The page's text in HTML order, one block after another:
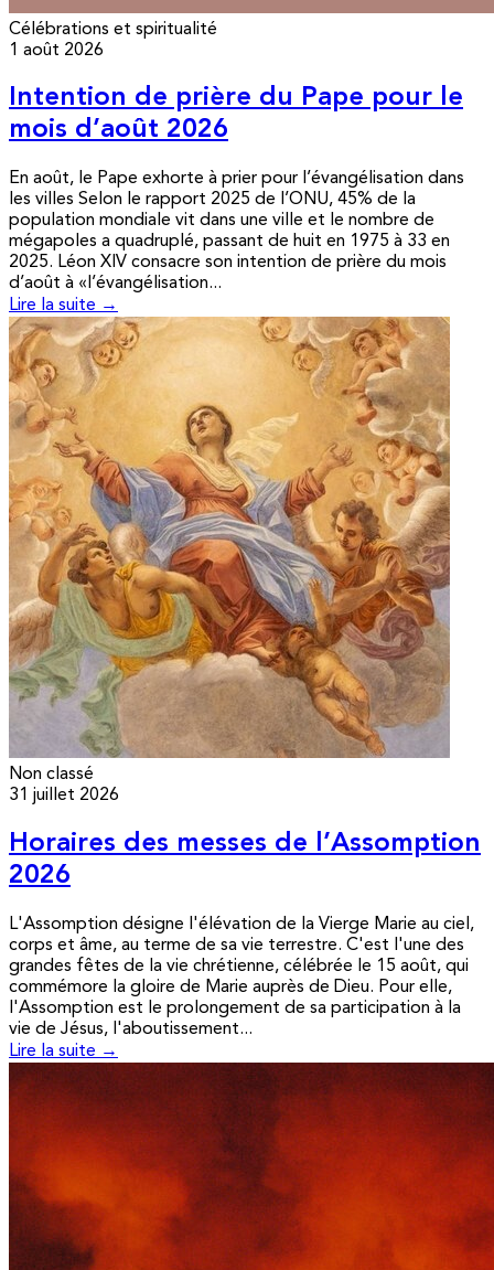
Célébrations et spiritualité
1 août 2026
Intention de prière du Pape pour le
mois d’août 2026
En août, le Pape exhorte à prier pour l’évangélisation dans
les villes Selon le rapport 2025 de l’ONU, 45% de la
population mondiale vit dans une ville et le nombre de
mégapoles a quadruplé, passant de huit en 1975 à 33 en
2025. Léon XIV consacre son intention de prière du mois
d’août à «l’évangélisation...
Lire la suite →
Non classé
31 juillet 2026
Horaires des messes de l’Assomption
2026
L'Assomption désigne l'élévation de la Vierge Marie au ciel,
corps et âme, au terme de sa vie terrestre. C'est l'une des
grandes fêtes de la vie chrétienne, célébrée le 15 août, qui
commémore la gloire de Marie auprès de Dieu. Pour elle,
l'Assomption est le prolongement de sa participation à la
vie de Jésus, l'aboutissement...
Lire la suite →